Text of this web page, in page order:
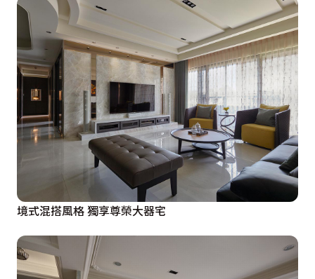
境式混搭風格 獨享尊榮大器宅